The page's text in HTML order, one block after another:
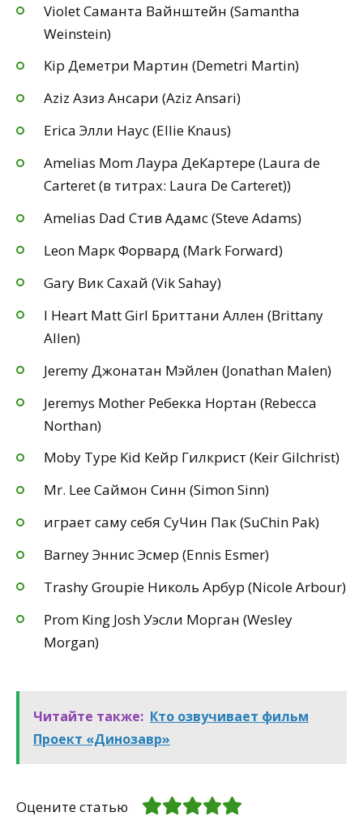
Violet Саманта Вайнштейн (Samantha
Weinstein)
Kip Деметри Мартин (Demetri Martin)
Aziz Азиз Ансари (Aziz Ansari)
Erica Элли Наус (Ellie Knaus)
Amelias Mom Лаура ДеКартере (Laura de
Carteret (в титрах: Laura De Carteret))
Amelias Dad Стив Адамс (Steve Adams)
Leon Марк Форвард (Mark Forward)
Gary Вик Сахай (Vik Sahay)
I Heart Matt Girl Бриттани Аллен (Brittany
Allen)
Jeremy Джонатан Мэйлен (Jonathan Malen)
Jeremys Mother Ребекка Нортан (Rebecca
Northan)
Moby Type Kid Кейр Гилкрист (Keir Gilchrist)
Mr. Lee Саймон Синн (Simon Sinn)
играет саму себя СуЧин Пак (SuChin Pak)
Barney Эннис Эсмер (Ennis Esmer)
Trashy Groupie Николь Арбур (Nicole Arbour)
Prom King Josh Уэсли Морган (Wesley
Morgan)
Читайте также: Кто озвучивает фильм
Проект «Динозавр»
Оцените статью